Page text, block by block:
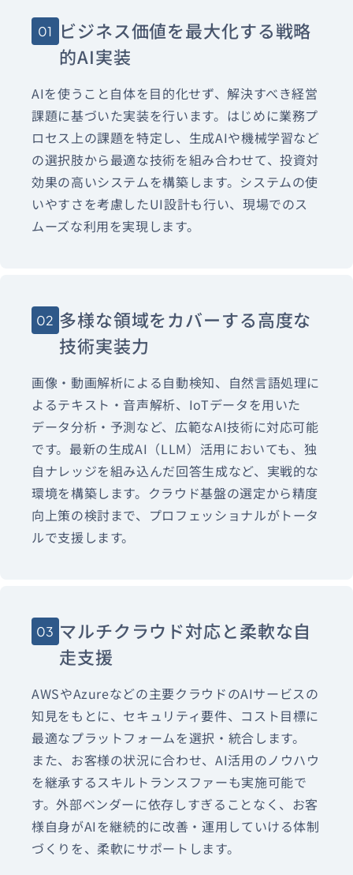
01
ビジネス価値を最大化する戦略
的AI実装
AIを使うこと自体を目的化せず、解決すべき経営
課題に基づいた実装を行います。はじめに業務プ
ロセス上の課題を特定し、生成AIや機械学習など
の選択肢から最適な技術を組み合わせて、投資対
効果の高いシステムを構築します。システムの使
いやすさを考慮したUI設計も行い、現場でのス
ムーズな利用を実現します。
02 多様な領域をカバーする高度な
技術実装力
画像・動画解析による自動検知、自然言語処理に
よるテキスト・音声解析、IoTデータを用いた
データ分析・予測など、広範なAI技術に対応可能
です。最新の生成AI（LLM）活用においても、独
自ナレッジを組み込んだ回答生成など、実戦的な
環境を構築します。クラウド基盤の選定から精度
向上策の検討まで、プロフェッショナルがトータ
ルで支援します。
03 マルチクラウド対応と柔軟な自
走支援
AWSやAzureなどの主要クラウドのAIサービスの
知見をもとに、セキュリティ要件、コスト目標に
最適なプラットフォームを選択・統合します。
また、お客様の状況に合わせ、AI活用のノウハウ
を継承するスキルトランスファーも実施可能で
す。外部ベンダーに依存しすぎることなく、お客
様自身がAIを継続的に改善・運用していける体制
づくりを、柔軟にサポートします。